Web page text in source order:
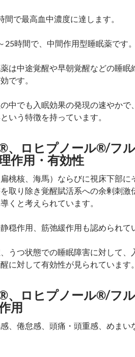
間で最高血中濃度に達します。
25時間で、中間作用型睡眠薬です
は中途覚醒や早朝覚醒などの睡眠
です。
中でも入眠効果の発現の速やかで
いう特徴を持っています。
、ロヒプノール®/フ
作用・有効性
桃核、海馬）ならびに視床下部に
取り除き覚醒賦活系への余剰刺激
くと考えられています。
穏作用、筋弛緩作用も認められて
うつ状態での睡眠障害に対して、
に対して有効性が見られています
、ロヒプノール®/フ
用
、倦怠感、頭痛・頭重感、めまい